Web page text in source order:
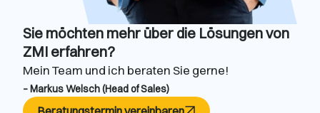
Sie möchten mehr über die Lösungen von
ZMI erfahren?
Mein Team und ich beraten Sie gerne!
– Markus Welsch (Head of Sales)